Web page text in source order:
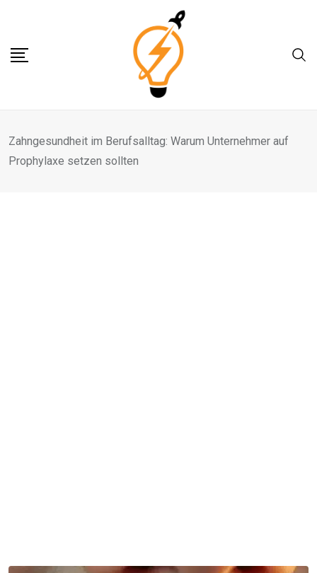
content
Zahngesundheit im Berufsalltag: Warum Unternehmer auf
Prophylaxe setzen sollten